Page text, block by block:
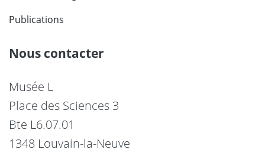
Publications
Nous contacter
Musée L
Place des Sciences 3
Bte L6.07.01
1348 Louvain-la-Neuve